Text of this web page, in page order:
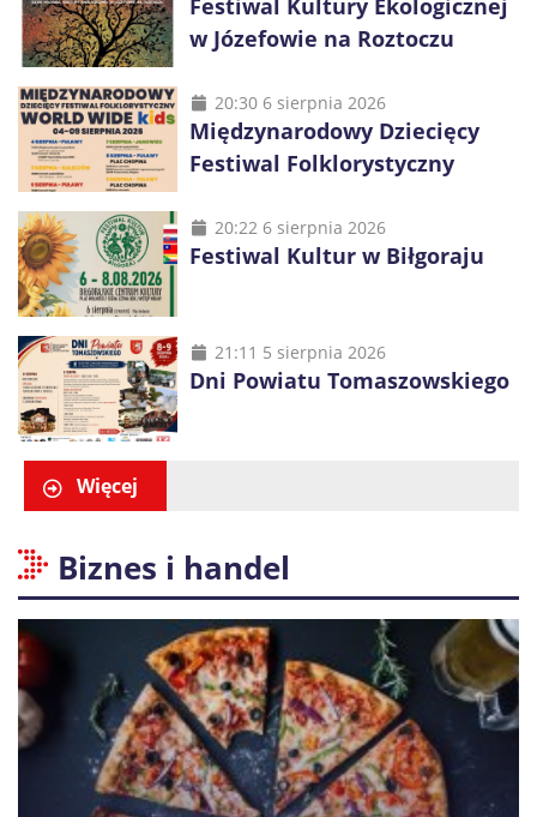
Festiwal Kultury Ekologicznej
w Józefowie na Roztoczu
20:30 6 sierpnia 2026
Międzynarodowy Dziecięcy
Festiwal Folklorystyczny
20:22 6 sierpnia 2026
Festiwal Kultur w Biłgoraju
21:11 5 sierpnia 2026
Dni Powiatu Tomaszowskiego
Więcej
Biznes i handel